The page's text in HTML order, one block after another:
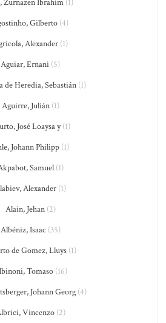
Zurnazen Ibrahim (1)
Gilberto (4)
Alexander(1)
Aguiar, Ernani (5)
de Heredia, Sebastián(1)
Aguirre, Julián(1)
José Loaysa y(1)
Johann Philipp(1)
Samuel(1)
Alexander (1)
Alain, Jehan(2)
Albéniz, Isaac (35)
de Gomez, Lluys(1)
Tomaso(16)
Johann Georg (4)
Vincenzo(2)